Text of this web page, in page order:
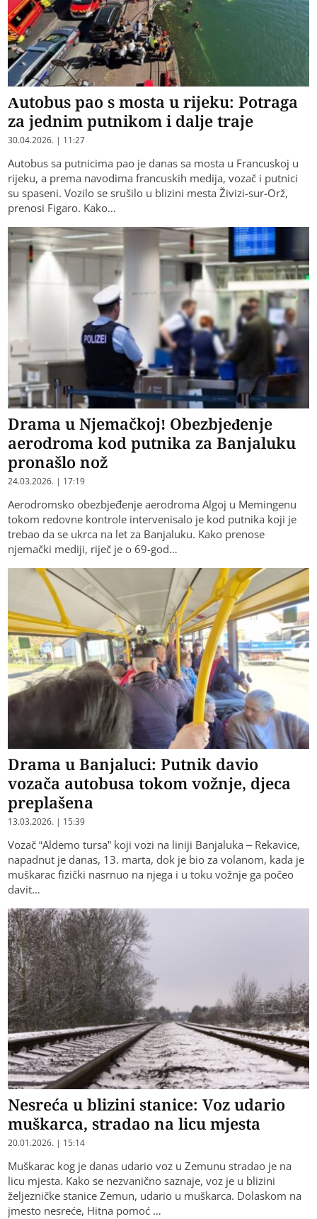
Autobus pao s mosta u rijeku: Potraga
za jednim putnikom i dalje traje
30.04.2026. | 11:27
Autobus sa putnicima pao je danas sa mosta u Francuskoj u
rijeku, a prema navodima francuskih medija, vozač i putnici
su spaseni. Vozilo se srušilo u blizini mesta Živizi-sur-Orž,
prenosi Figaro. Kako…
Drama u Njemačkoj! Obezbjeđenje
aerodroma kod putnika za Banjaluku
pronašlo nož
24.03.2026. | 17:19
Aerodromsko obezbjeđenje aerodroma Algoj u Memingenu
tokom redovne kontrole intervenisalo je kod putnika koji je
trebao da se ukrca na let za Banjaluku. Kako prenose
njemački mediji, riječ je o 69-god…
Drama u Banjaluci: Putnik davio
vozača autobusa tokom vožnje, djeca
preplašena
13.03.2026. | 15:39
Vozač “Aldemo tursa” koji vozi na liniji Banjaluka – Rekavice,
napadnut je danas, 13. marta, dok je bio za volanom, kada je
muškarac fizički nasrnuo na njega i u toku vožnje ga počeo
davit…
Nesreća u blizini stanice: Voz udario
muškarca, stradao na licu mjesta
20.01.2026. | 15:14
Muškarac kog je danas udario voz u Zemunu stradao je na
licu mjesta. Kako se nezvanično saznaje, voz je u blizini
željezničke stanice Zemun, udario u muškarca. Dolaskom na
jmesto nesreće, Hitna pomoć …